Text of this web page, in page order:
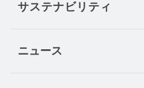
サステナビリティ
ニュース